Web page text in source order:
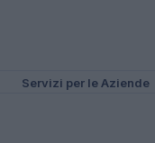
Servizi per le Aziende